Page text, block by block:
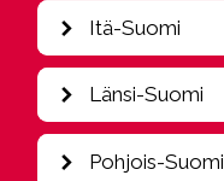
Heinola
Hyvinkää
Hämeenlinna
Järvenpää
Jyväskylä
Kajaani
Kouvola
Itä-Suomi
Iisalmi
Imatra
Joensuu
Länsi-Suomi
Kokkola
Pohjois-Suomi